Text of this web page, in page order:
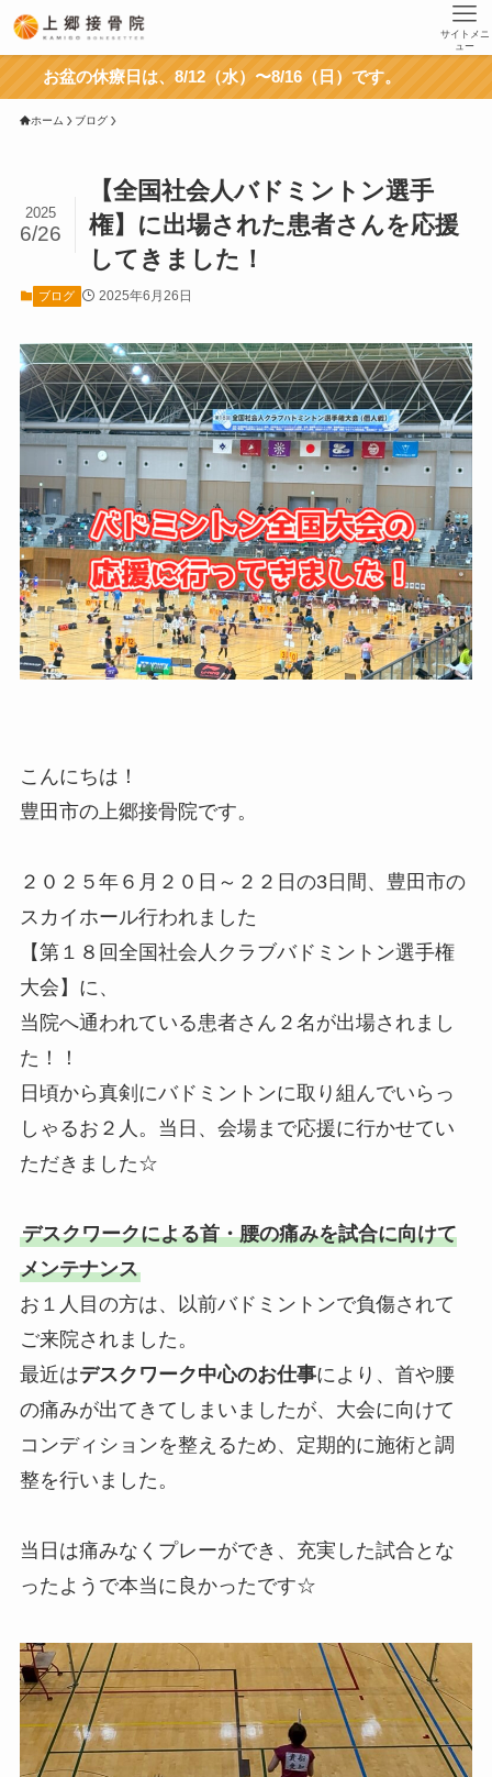
サイトメニ
ュー
お盆の休療日は、8/12（水）〜8/16（日）です。
ホーム ブログ
【全国社会人バドミントン選手
権】に出場された患者さんを応援
してきました！
2025
6/26
ブログ 2025年6月26日
こんにちは！
豊田市の上郷接骨院です。
２０２５年６月２０日～２２日の3日間、豊田市の
スカイホール行われました
【第１８回全国社会人クラブバドミントン選手権
大会】に、
当院へ通われている患者さん２名が出場されまし
た！！
日頃から真剣にバドミントンに取り組んでいらっ
しゃるお２人。当日、会場まで応援に行かせてい
ただきました☆
デスクワークによる首・腰の痛みを試合に向けて
メンテナンス
お１人目の方は、以前バドミントンで負傷されて
ご来院されました。
最近はデスクワーク中心のお仕事により、首や腰
の痛みが出てきてしまいましたが、大会に向けて
コンディションを整えるため、定期的に施術と調
整を行いました。
当日は痛みなくプレーができ、充実した試合とな
ったようで本当に良かったです☆